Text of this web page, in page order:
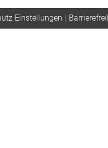
Einstellungen